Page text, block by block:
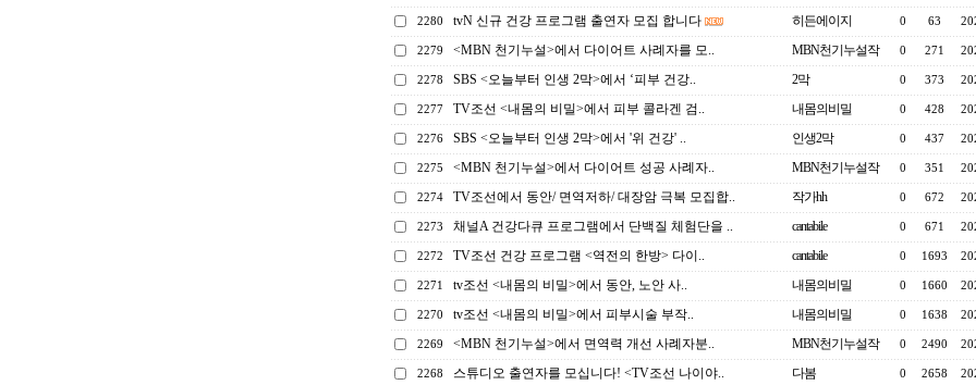
2280 tvN 신규 건강 프로그램 출연자 모집 합니다 히든에이지 0 63
2279 <MBN 천기누설>에서 다이어트 사례자를 모.. MBN천기누설작 0 271
2278 SBS <오늘부터 인생 2막>에서 ‘피부 건강.. 2막 0 373
2277 TV조선 <내몸의 비밀>에서 피부 콜라겐 검.. 내몸의비밀 0 428
2276 SBS <오늘부터 인생 2막>에서 '위 건강' .. 인생2막 0 437
2275 <MBN 천기누설>에서 다이어트 성공 사례자.. MBN천기누설작 0 351
2274 TV조선에서 동안/ 면역저하/ 대장암 극복 모집합.. 작가hh 0 672
2273 채널A 건강다큐 프로그램에서 단백질 체험단을 .. cantabile 0 671
2272 TV조선 건강 프로그램 <역전의 한방> 다이.. cantabile 0 1693
2271 tv조선 <내몸의 비밀>에서 동안, 노안 사.. 내몸의비밀 0 1660
2270 tv조선 <내몸의 비밀>에서 피부시술 부작.. 내몸의비밀 0 1638
2269 <MBN 천기누설>에서 면역력 개선 사례자분.. MBN천기누설작 0 2490
2268 스튜디오 출연자를 모십니다! <TV조선 나이야.. 다봄 0 2658